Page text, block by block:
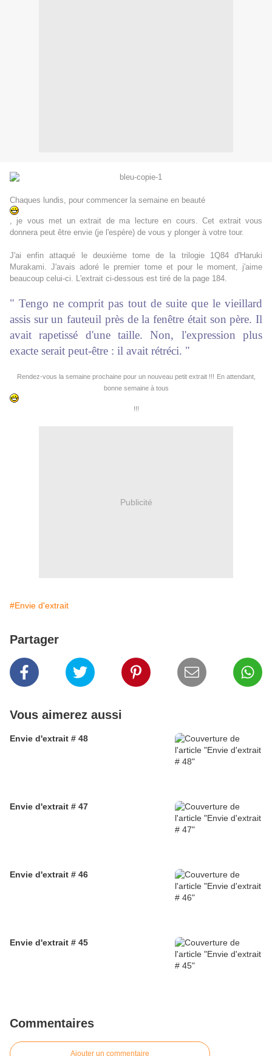
Chaques lundis, pour commencer la semaine en beauté
, je vous met un extrait de ma lecture en cours. Cet extrait vous
donnera peut être envie (je l'espère) de vous y plonger à votre tour.
J'ai enfin attaqué le deuxième tome de la trilogie 1Q84 d'Haruki
Murakami. J'avais adoré le premier tome et pour le moment, j'aime
beaucoup celui-ci. L'extrait ci-dessous est tiré de la page 184.
" Tengo ne comprit pas tout de suite que le vieillard
assis sur un fauteuil près de la fenêtre était son père. Il
avait rapetissé d'une taille. Non, l'expression plus
exacte serait peut-être : il avait rétréci. "
Rendez-vous la semaine prochaine pour un nouveau petit extrait !!! En attendant,
bonne semaine à tous
!!!
Publicité
#Envie d'extrait
Partager
Vous aimerez aussi
Envie d'extrait # 48
Envie d'extrait # 47
Envie d'extrait # 46
Envie d'extrait # 45
Commentaires
Ajouter un commentaire